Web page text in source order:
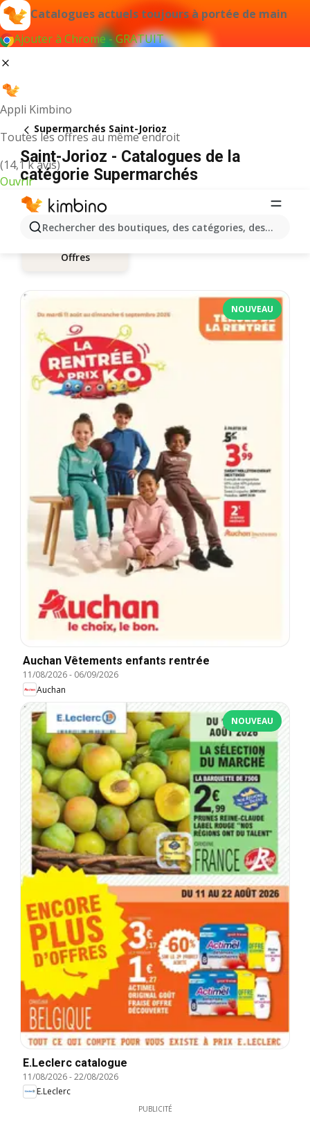
Catalogues actuels toujours à portée de main
Ajouter à Chrome - GRATUIT
Appli Kimbino
Toutes les offres au même endroit
(14,1 k avis)
Ouvrir
Rechercher des boutiques, des catégories, des
Supermarchés Saint-Jorioz
Saint-Jorioz - Catalogues de la
catégorie Supermarchés
Offres
NOUVEAU
Auchan Vêtements enfants rentrée
11/08/2026- 06/09/2026
Auchan
NOUVEAU
E.Leclerc catalogue
11/08/2026-22/08/2026
E.Leclerc
PUBLICITÉ